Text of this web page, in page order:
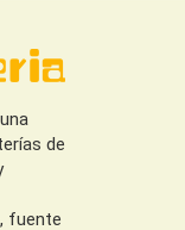
de
fuente